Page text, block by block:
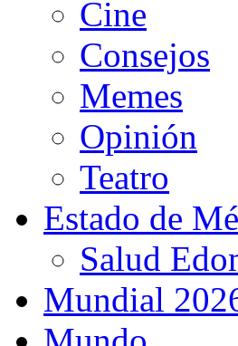
Cine
Consejos
Memes
Opinión
Teatro
Estado de
Salud
Mundial